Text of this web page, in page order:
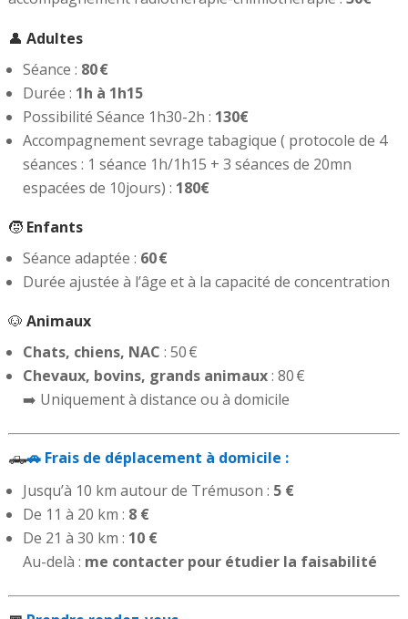
👤 Adultes
Séance : 80 €
Durée : 1h à 1h15
Possibilité Séance 1h30-2h : 130€
Accompagnement sevrage tabagique ( protocole de 4
séances : 1 séance 1h/1h15 + 3 séances de 20mn
espacées de 10jours) : 180€
🧒 Enfants
Séance adaptée : 60 €
Durée ajustée à l’âge et à la capacité de concentration
🐶 Animaux
Chats, chiens, NAC : 50 €
Chevaux, bovins, grands animaux: 80 €
➡️ Uniquement à distance ou à domicile
🛻🚗 Frais de déplacement à domicile :
Jusqu’à 10 km autour de Trémuson : 5 €
De 11 à 20 km : 8 €
De 21 à 30 km : 10 €
Au-delà : me contacter pour étudier la faisabilité